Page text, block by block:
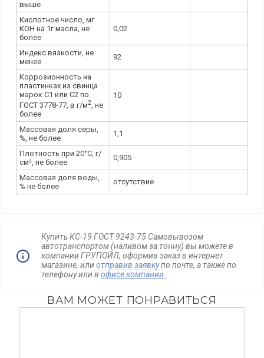
выше
Кислотное число, мг
КОН на 1г масла, не
более
0,02
Индекс вязкости, не
менее
92
Коррозионность на
пластинках из свинца
марок С1 или С2 по
ГОСТ 3778-77, в г/м2, не
более
10
Массовая доля серы,
%, не более
1,1
Плотность при 20°С, г/
см³, не более
0,905
Массовая доля воды,
% не более
отсутствие
Купить КС-19 ГОСТ 9243-75 Самовывозом
автотранспортом (наливом за тонну) вы можете в
компании ГРУПОЙЛ, оформив заказ в интернет
магазине, илиотправив заявкупо почте, а также по
телефонуили в офисе компании
ВАМ МОЖЕТ ПОНРАВИТЬСЯ